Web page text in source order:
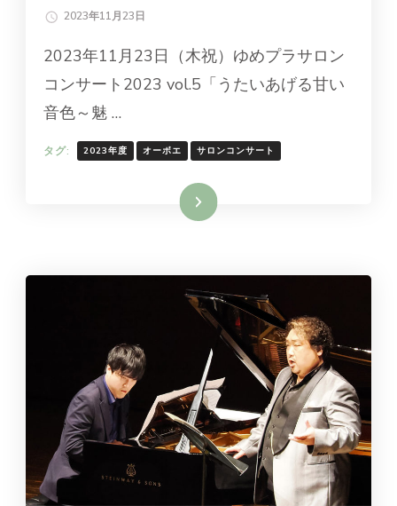
2023年11月23日
2023年11月23日（木祝）ゆめプラサロン
コンサート2023 vol.5「うたいあげる甘い
音色～魅 …
タグ: 2023年度 オーボエ サロンコンサート
続きを読む